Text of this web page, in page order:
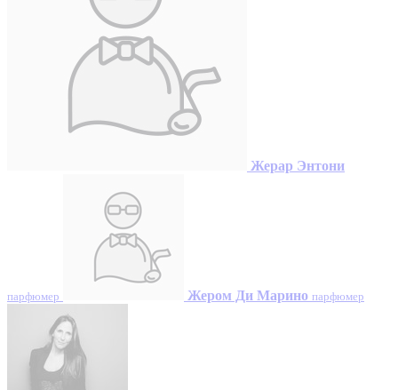
Жерар Энтони
парфюмер Жером Ди Марино парфюмер